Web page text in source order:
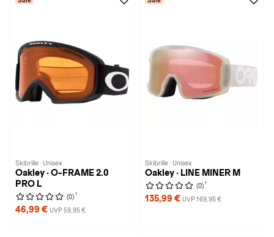
Skibrille · Unisex
Oakley · O-FRAME 2.0
PRO L
(0) 1
46,99 € UVP 59,95 €
Skibrille · Unisex
Oakley · LINE MINER M
(0) 1
135,99 € UVP 169,95 €